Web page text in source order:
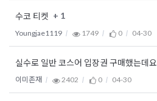
수코 티켓 + 1
Youngjae1119 1749 0 04-30
실수로 일반 코스어 입장권 구매했는데요
이미존재 2402 0 04-30